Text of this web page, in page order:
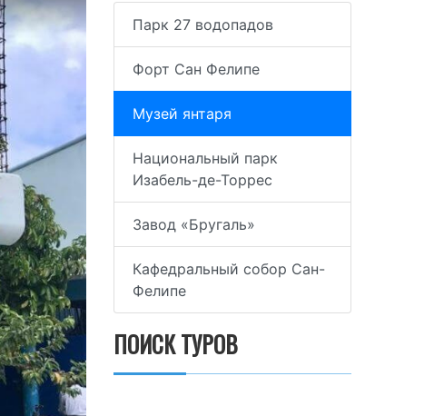
Парк 27 водопадов
Форт Сан Фелипе
Музей янтаря
Национальный парк
Изабель-де-Торрес
Завод «Бругаль»
Кафедральный собор Сан-
Фелипе
ПОИСК ТУРОВ